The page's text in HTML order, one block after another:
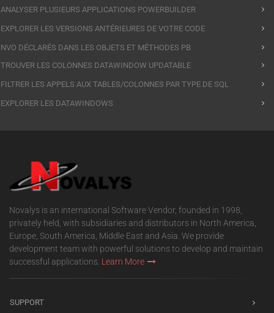
ANALYSER PLUSIEURS APPLICATIONS POWERBUILDER
EXPLORER LES VERSIONS ANTÉRIEURES DE VOTRE CODE
NVO DÉCLARÉS DANS LES OBJETS ET MÉTHODES PB
TROUVER LES COLONNES DATAWINDOW UPDATABLE
FILTRER LES APPELS AUX TABLES/COLONNES PAR TYPE DE SQL
EXPLORER LES DATAWINDOWS
Novalys is an international Software Vendor, founded in 1998,
privately held, with subsidiaries and distributors in North America,
Europe, South America, Middle East and Asia. We provide
development team with powerful solutions to develop and maintain
successful applications. Learn More
SUPPORT